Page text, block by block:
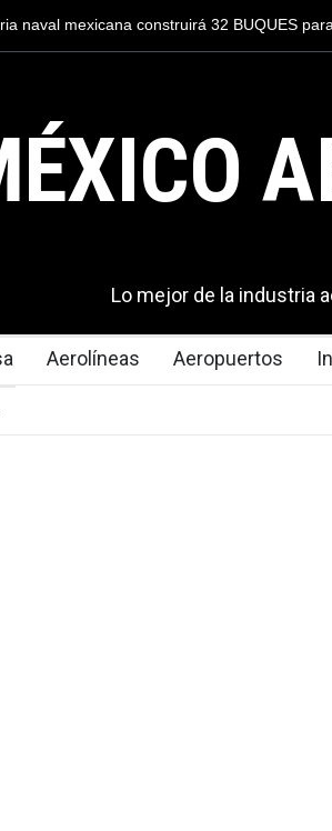
a un piloto para volar los nuevos C-130J
Lo mejor de la industria
Aerolíneas Aeropuertos